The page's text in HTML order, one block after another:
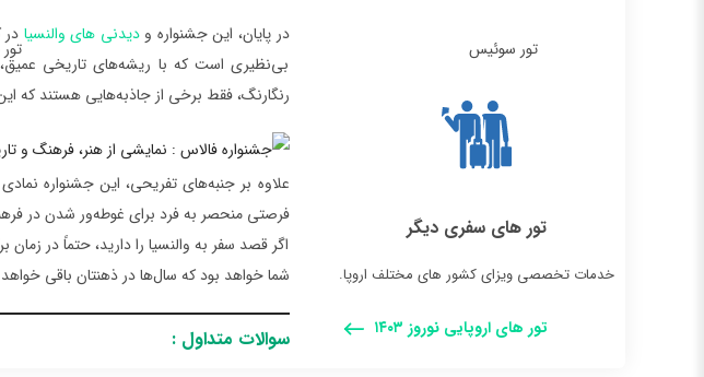
تور سوئیس
تور های سفری دیگر
خدمات تخصصی ویزای کشور های مختلف اروپا.
تور های اروپایی نوروز ۱۴۰۳
در پایان، این جشنواره ودیدنی های والنسیا
بی‌نظیری است که با ریشه‌های تاریخی
رنگارنگ، فقط برخی از جاذبه‌هایی هستند که
علاوه بر جنبه‌های تفریحی، این جشنواره
فرصتی منحصر به فرد برای غوطه‌ور شدن در
اگر قصد سفر به والنسیا را دارید، حتماً در
شما خواهد بود که سال‌ها در ذهنتان باقی خواهد
سوالات متداول :